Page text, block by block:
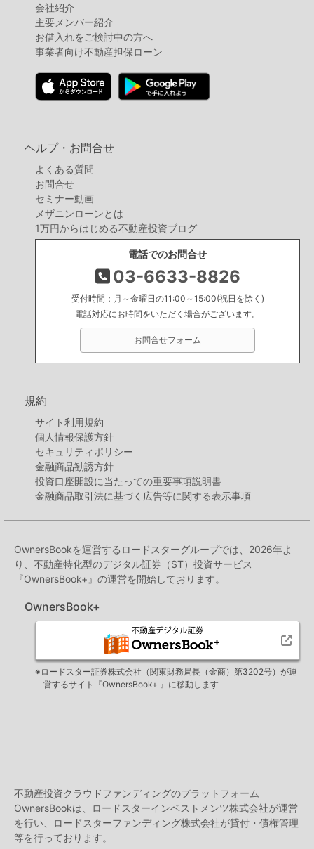
会社紹介
主要メンバー紹介
お借入れをご検討中の方へ
事業者向け不動産担保ローン
ヘルプ・お問合せ
よくある質問
お問合せ
セミナー動画
メザニンローンとは
1万円からはじめる不動産投資ブログ
電話でのお問合せ
03-6633-8826
受付時間：月～金曜日の11:00～15:00(祝日を除く)
電話対応にお時間をいただく場合がございます。
お問合せフォーム
規約
サイト利用規約
個人情報保護方針
セキュリティポリシー
金融商品勧誘方針
投資口座開設に当たっての重要事項説明書
金融商品取引法に基づく広告等に関する表示事項
OwnersBookを運営するロードスターグループでは、2026年よ
り、不動産特化型のデジタル証券（ST）投資サービス
『OwnersBook+』の運営を開始しております。
OwnersBook+
※ロードスター証券株式会社（関東財務局長（金商）第3202号）が運
営するサイト『OwnersBook+ 』に移動します
不動産投資クラウドファンディングのプラットフォーム
OwnersBookは、ロードスターインベストメンツ株式会社が運営
を行い、ロードスターファンディング株式会社が貸付・債権管理
等を行っております。